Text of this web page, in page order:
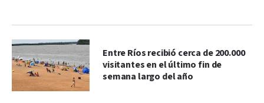
Entre Ríos recibió cerca de 200.000
visitantes en el último fin de
semana largo del año